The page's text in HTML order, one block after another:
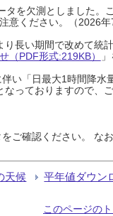
タを欠測としました。
意ください。（2026年
長い期間で改めて統
（PDF形式:219KB）
い「日最大1時間降水
なっておりますので、
ご確認ください。 な
天候 平年値ダウン
このページの